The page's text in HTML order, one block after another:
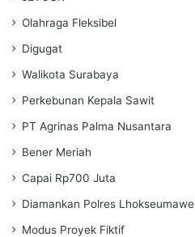
Olahraga Fleksibel
Digugat
Walikota Surabaya
Perkebunan Kepala Sawit
PT Agrinas Palma Nusantara
Bener Meriah
Capai Rp700 Juta
Diamankan Polres Lhokseumawe
Modus Proyek Fiktif